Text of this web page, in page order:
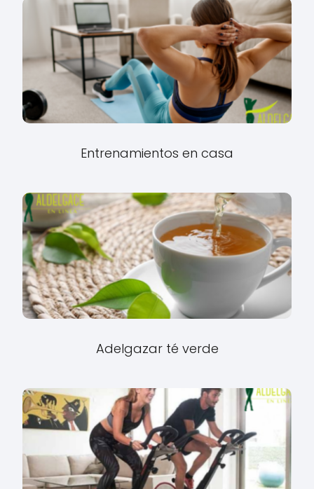
Entrenamientos en casa
Adelgazar té verde